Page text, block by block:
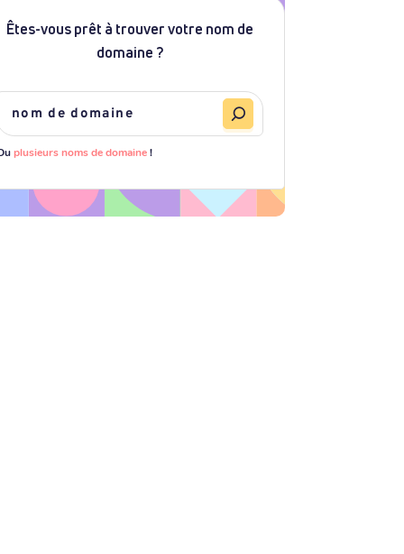
Êtes-vous prêt à trouver votre nom de
domaine ?
plusieurs noms de domaine!